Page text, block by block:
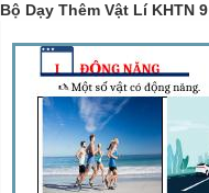
Bộ Dạy Thêm Vật Lí KHTN 9